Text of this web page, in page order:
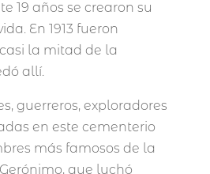
19 años se crearon su
En 1913 fueron
la mitad de la
allí.
guerreros, exploradores
en este cementerio
más famosos de la
que luchó